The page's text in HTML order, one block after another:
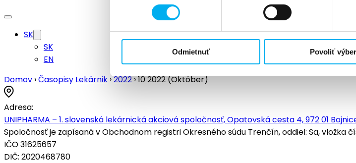
Odmietnuť Povoliť výber
SK
SK
EN
Domov ›Časopisy Lekárnik ›2022›10 2022 (Október)
Adresa:
UNIPHARMA – 1. slovenská lekárnická akciová spoločnosť, Opatovská cesta 4, 972 01
Spoločnosť je zapísaná v Obchodnom registri Okresného súdu Trenčín, oddiel: Sa, vložka
IČO 31625657
DIČ: 2020468780